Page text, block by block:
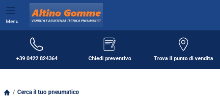
Menu
+39 0422 824364 Chiedi preventivo Trova il punto di vendita
Cerca il tuo pneumatico